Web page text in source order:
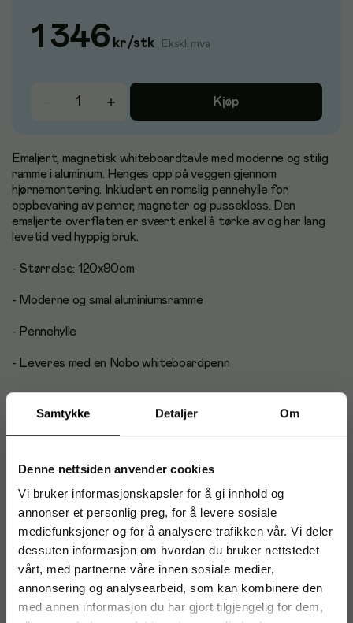
Samtykke Detaljer Om
Denne nettsiden anvender cookies
Vi bruker informasjonskapsler for å gi innhold og
annonser et personlig preg, for å levere sosiale
mediefunksjoner og for å analysere trafikken vår. Vi deler
dessuten informasjon om hvordan du bruker nettstedet
vårt, med partnerne våre innen sosiale medier,
annonsering og analysearbeid, som kan kombinere den
med annen informasjon du har gjort tilgjengelig for dem,
1 346 kr/stk Ekskl. mva
Kjøp
Emaljert, magnetisk whiteboardtavle med moderne og stilig
ramme i aluminium. Henges opp på veggen gjennom
hjørnemontering. Inkludert en romslig pennehylle for
oppbevaring av penner, magneter og pussekloss. Den
emaljerte overflaten er svært enkel å tørke av og har lang
levetid ved hyppig bruk.
- Størrelse: 120x90cm
- Moderne og smal aluminiumsramme
- Pennehylle
- Leveres med en Nobo whiteboardpenn
Artikkelnummer: 226508
1915145
EAN: 5028252608176